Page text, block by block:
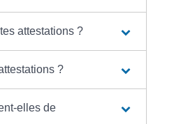
attestations ?
?
elles de